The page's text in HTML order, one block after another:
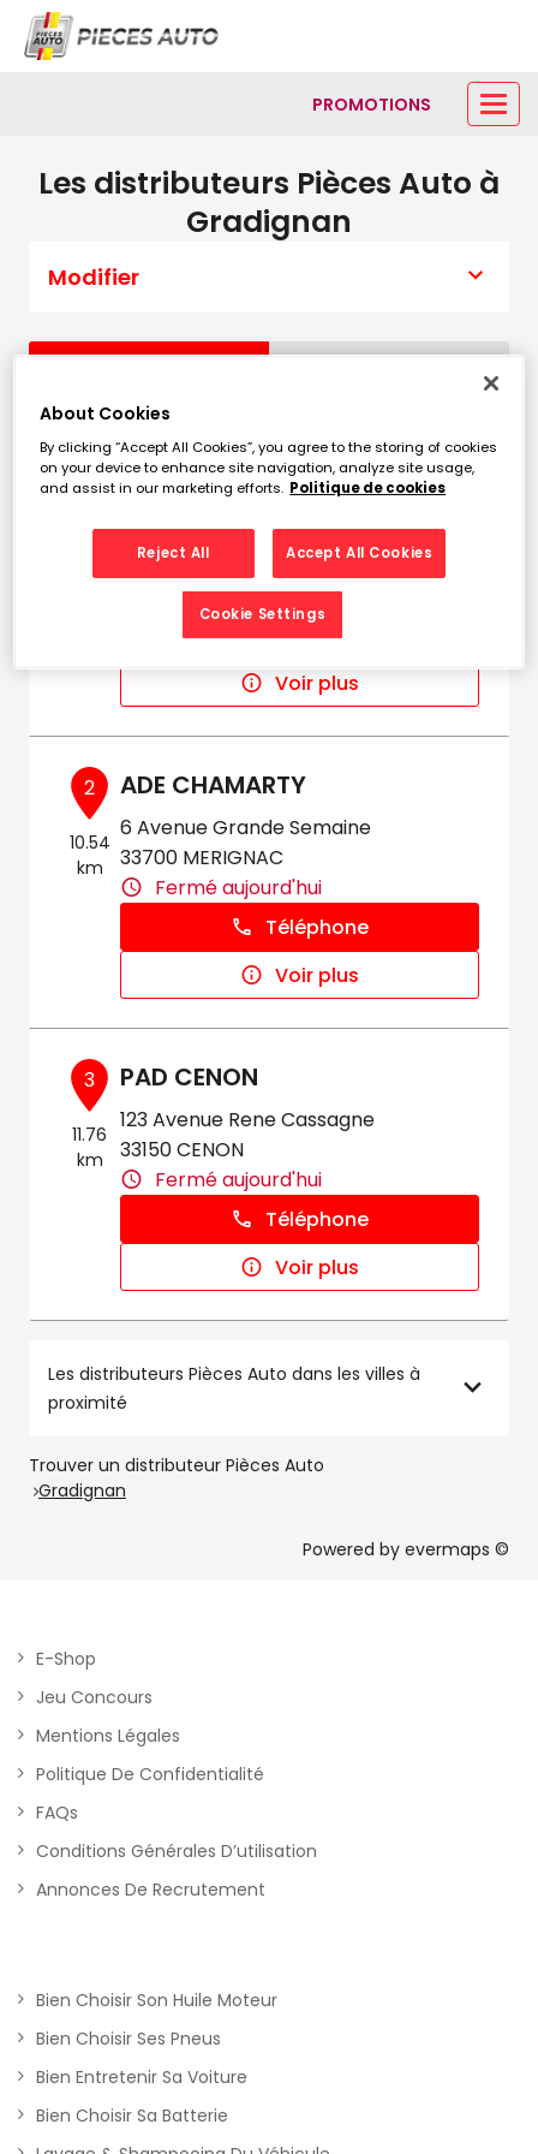
PROMOTIONS
Les distributeurs Pièces Auto à
Gradignan
Modifier
1
TOCHEPORT - DISTRIBUTION
AUTOMOBILE
1406 Avenue de Toulouse
33140 CADAUJAC
Fermé aujourd'hui
Téléphone
Voir plus
2
10.54
km
ADE CHAMARTY
6 Avenue Grande Semaine
33700 MERIGNAC
Fermé aujourd'hui
Téléphone
Voir plus
3
11.76
km
PAD CENON
123 Avenue Rene Cassagne
33150 CENON
Fermé aujourd'hui
Téléphone
Voir plus
Les distributeurs Pièces Auto dans les villes à
proximité
Trouver un distributeur Pièces Auto
Gradignan
Powered by evermaps ©
E-Shop
Jeu Concours
Mentions Légales
Politique De Confidentialité
FAQs
Conditions Générales D’utilisation
Annonces De Recrutement
Bien Choisir Son Huile Moteur
Bien Choisir Ses Pneus
Bien Entretenir Sa Voiture
Bien Choisir Sa Batterie
About Cookies
By clicking “Accept All Cookies”, you agree to the storing of cookies
on your device to enhance site navigation, analyze site usage,
and assist in our marketing efforts. Politique de cookies
Reject All Accept All Cookies
Cookie Settings